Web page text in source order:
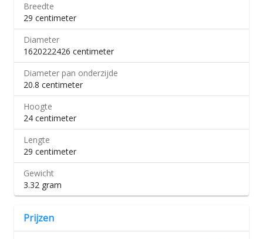
Breedte
29 centimeter
Diameter
1620222426 centimeter
Diameter pan onderzijde
20.8 centimeter
Hoogte
24 centimeter
Lengte
29 centimeter
Gewicht
3.32 gram
Prijzen